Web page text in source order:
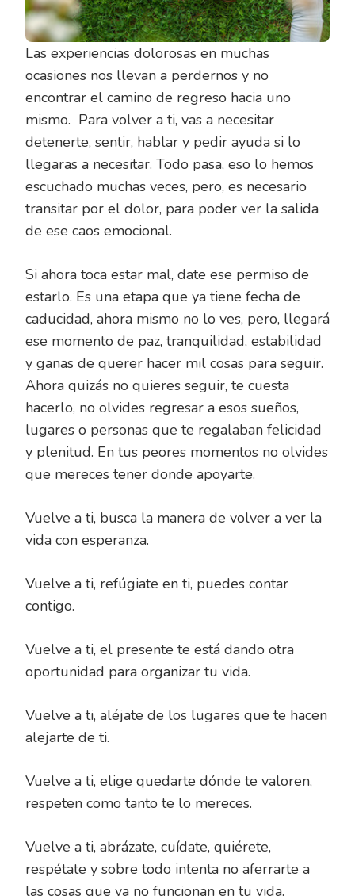
Las experiencias dolorosas en muchas
ocasiones nos llevan a perdernos y no
encontrar el camino de regreso hacia uno
mismo. Para volver a ti, vas a necesitar
detenerte, sentir, hablar y pedir ayuda si lo
llegaras a necesitar. Todo pasa, eso lo hemos
escuchado muchas veces, pero, es necesario
transitar por el dolor, para poder ver la salida
de ese caos emocional.
Si ahora toca estar mal, date ese permiso de
estarlo. Es una etapa que ya tiene fecha de
caducidad, ahora mismo no lo ves, pero, llegará
ese momento de paz, tranquilidad, estabilidad
y ganas de querer hacer mil cosas para seguir.
Ahora quizás no quieres seguir, te cuesta
hacerlo, no olvides regresar a esos sueños,
lugares o personas que te regalaban felicidad
y plenitud. En tus peores momentos no olvides
que mereces tener donde apoyarte.
Vuelve a ti, busca la manera de volver a ver la
vida con esperanza.
Vuelve a ti, refúgiate en ti, puedes contar
contigo.
Vuelve a ti, el presente te está dando otra
oportunidad para organizar tu vida.
Vuelve a ti, aléjate de los lugares que te hacen
alejarte de ti.
Vuelve a ti, elige quedarte dónde te valoren,
respeten como tanto te lo mereces.
Vuelve a ti, abrázate, cuídate, quiérete,
respétate y sobre todo intenta no aferrarte a
las cosas que ya no funcionan en tu vida.